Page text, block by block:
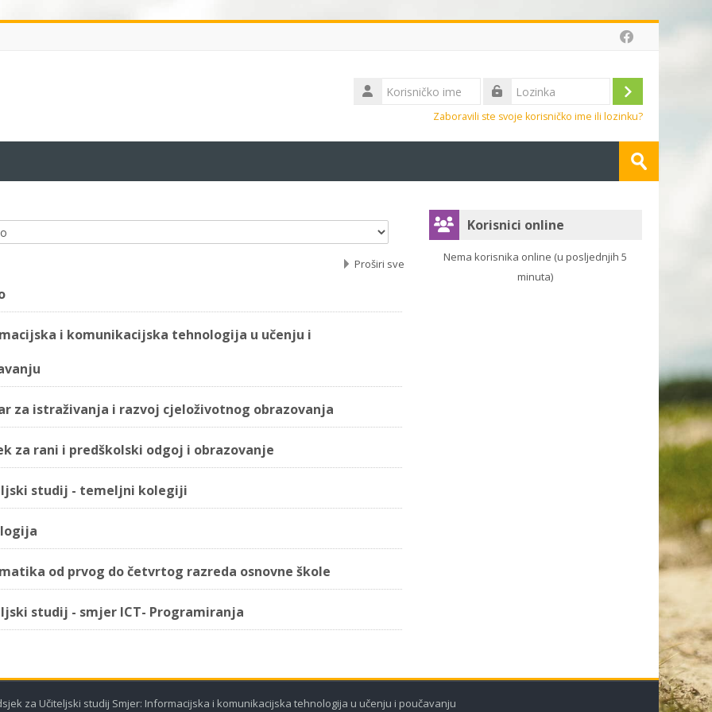
Korisničko
ime
Prijava
Zaboravili ste svoje korisničko ime ili lozinku?
kolegije
Predaj
kolegija
Proširi sve
i komunikacijska tehnologija u učenju i
za istraživanja i razvoj cjeloživotnog obrazovanja
za rani i predškolski odgoj i obrazovanje
studij - temeljni kolegiji
od prvog do četvrtog razreda osnovne škole
studij - smjer ICT- Programiranja
Preskoči Korisnici online
Korisnici online
Nema korisnika online (u posljednjih 5
minuta)
za Učiteljski studij Smjer: Informacijska i komunikacijska tehnologija u učenju i poučavanju